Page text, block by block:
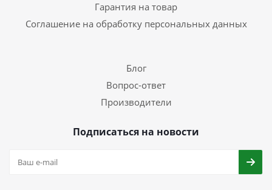
Гарантия на товар
Соглашение на обработку персональных данных
Блог
Вопрос-ответ
Производители
Подписаться на новости